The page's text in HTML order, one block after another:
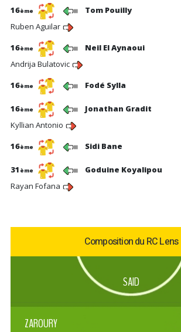
16ème
Tom Pouilly
Ruben Aguilar
16ème
Neil El Aynaoui
Andrija Bulatovic
16ème Fodé Sylla
16ème
Jonathan Gradit
Kyllian Antonio
16ème Sidi Bane
31 ème
Goduine Koyalipou
Rayan Fofana
Composition du RC Lens
SAID
ZAROURY